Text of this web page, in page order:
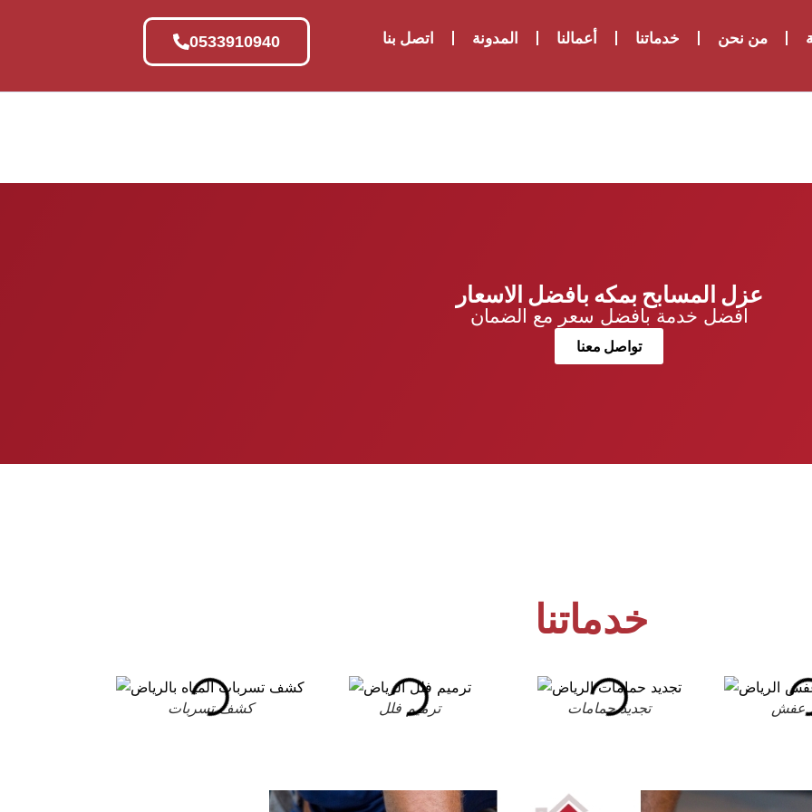
من نحن خدماتنا أعمالنا المدونة اتصل بنا 0533910940
عزل المسابح بمكه بافضل الاسعار
افضل خدمة بافضل سعر مع الضمان
تواصل معنا
خدماتنا
كشف تسربات ترميم فلل تجديد حمامات عفش